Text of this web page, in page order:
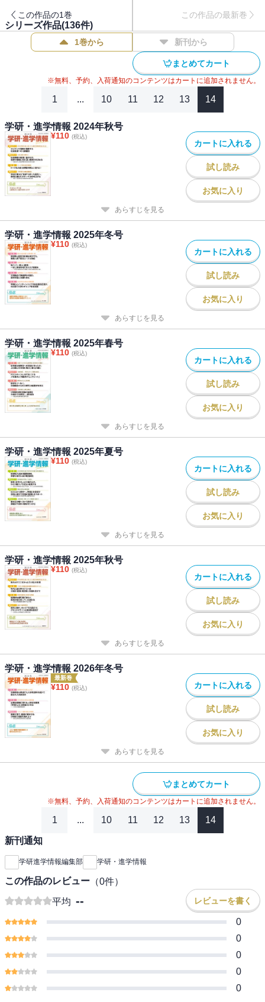
かに見える国立大入試だが、募集人員を下回る学部・学科が散見さ
れるようになり、細かく見ていくと18歳人口の減少が影響し始めて
いる。【特集】2026年卒大学生の就職活動・・・2026年に卒業予定
の大学生にお集まりいただき、座談会形式で就職活動の実際を語っ
ていただいた。今回の就活からインターンシップの結果を採用にも
活用できようになり、結果として就職活動が早期化したが、それに
対する大学生の意見は賛否に分かれた。人手不足を背景に売り手市
しているということを各学生は話していた。【特別レポート】東
京・目黒学院高校の小論文指導・・・高校の小論文指導は、補修や
放課後などの時間を使って指導されることが多い。そのため課題も
自宅学習でやらせる学校が多いが、同校では1年次から小論文指導を
授業の中に盛り込み、定期テストの一部として成績に反映してい
る。このように授業での指導を大事にしており、それが進学実績の
向上にも結び付いている。【小論文ブックポート】『武器としての
国際人権』藤田早苗著・・・人権は生きる上で最も大切なもののひ
期待するのは「人権の視点で物事を見ることができる」人が増える
こと。選挙での候補者や政党の政策や考え方を人権の視点から評価
するなど、高校生も人権の視点で社会の動きをとらえてほしい。
この作品の1巻 この作品の最新巻
シリーズ作品(136件)
1巻から 新刊から
まとめてカート
※無料、予約、入荷通知のコンテンツはカートに追加されません。
1 ... 10 11 12 13 14
学研・進学情報 2024年秋号
¥110 (税込)
カートに入れる
試し読み
お気に入り
あらすじを見る
学研・進学情報 2025年冬号
¥110 (税込)
カートに入れる
試し読み
お気に入り
あらすじを見る
学研・進学情報 2025年春号
¥110 (税込)
カートに入れる
試し読み
お気に入り
あらすじを見る
学研・進学情報 2025年夏号
¥110 (税込)
カートに入れる
試し読み
お気に入り
あらすじを見る
学研・進学情報 2025年秋号
¥110 (税込)
カートに入れる
試し読み
お気に入り
あらすじを見る
学研・進学情報 2026年冬号
最新巻
¥110 (税込) カートに入れる
試し読み
お気に入り
あらすじを見る
まとめてカート
※無料、予約、入荷通知のコンテンツはカートに追加されません。
1 ... 10 11 12 13 14
新刊通知
学研進学情報編集部 学研・進学情報
この作品のレビュー （0件）
平均 -- レビューを書く
0
0
0
0
0